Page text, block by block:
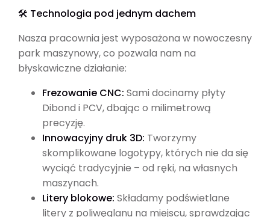
🛠️ Technologia pod jednym dachem
Nasza pracownia jest wyposażona w nowoczesny
park maszynowy, co pozwala nam na
błyskawiczne działanie:
Frezowanie CNC: Sami docinamy płyty
Dibond i PCV, dbając o milimetrową
precyzję.
Innowacyjny druk 3D: Tworzymy
skomplikowane logotypy, których nie da się
wyciąć tradycyjnie – od ręki, na własnych
maszynach.
Litery blokowe: Składamy podświetlane
litery z poliwęglanu na miejscu, sprawdzając